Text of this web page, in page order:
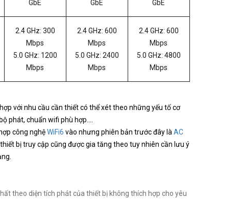
GbE GbE GbE
2.4 GHz: 300
Mbps
5.0 GHz: 1200
Mbps
2.4 GHz: 600
Mbps
5.0 GHz: 2400
Mbps
2.4 GHz: 600
Mbps
5.0 GHz: 4800
Mbps
với nhu cầu cần thiết có thể xét theo những yếu tố cơ
phát, chuẩn wifi phù hợp....
công nghệWiFi6 vào nhưng phiên bản trước đây làAC
bị truy cập cũng được gia tăng theo tuy nhiên cần lưu ý
theo diện tích phát của thiết bị không thích hợp cho yêu